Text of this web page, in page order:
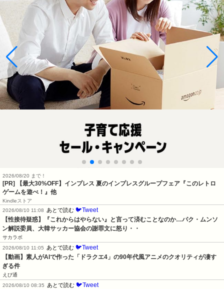
2026/08/20 まで！
[PR]
【最大30%OFF】インプレス 夏のインプレスグループフェア『このレトロ
ゲームを遊べ！』他
Kindleストア
2026/08/10 11:08
あとで読む 🐦Tweet
【性接待疑惑】『これからはやらない』と言って済むことなのか…パク・ムンソ
ン解説委員、大韓サッカー協会の謝罪文に怒り・・
サカラボ
2026/08/10 11:05
あとで読む 🐦Tweet
【動画】素人がAIで作った「ドラクエ4」の90年代風アニメのクオリティが凄す
ぎる件
えび通
2026/08/10 08:35
あとで読む 🐦Tweet